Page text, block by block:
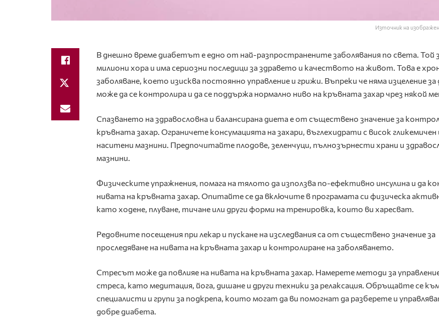
Източник на
В днешно време диабетът е едно от най-разпространените заболявания по света. Той
милиони хора и има сериозни последици за здравето и качеството на живот. Това е
заболяване, което изисква постоянно управление и грижи. Въпреки че няма изцеление
може да се контролира и да се поддържа нормално ниво на кръвната захар чрез някой
Спазването на здравословна и балансирана диета е от съществено значение за
кръвната захар. Ограничете консумацията на захари, въглехидрати с висок гликемичен
наситени мазнини. Предпочитайте плодове, зеленчуци, пълнозърнести храни и
мазнини.
Физическите упражнения, помага на тялото да използва по-ефективно инсулина и да
нивата на кръвната захар. Опитайте се да включите в програмата си физическа
като ходене, плуване, тичане или други форми на тренировка, които ви харесват.
Редовните посещения при лекар и пускане на изследвания са от съществено значение за
проследяване на нивата на кръвната захар и контролиране на заболяването.
Стресът може да повлияе на нивата на кръвната захар. Намерете методи за
стреса, като медитация, йога, дишане и други техники за релаксация. Обръщайте се
специалисти и групи за подкрепа, които могат да ви помогнат да разберете и
добре диабета.